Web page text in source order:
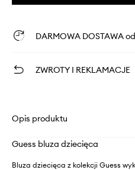
DARMOWA DOSTAWA od
ZWROTY I REKLAMACJE
Opis produktu
Guess bluza dziecięca
Bluza dziecięca z kolekcji Guess